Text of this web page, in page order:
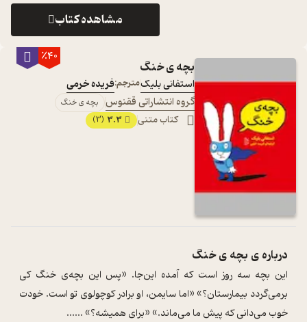
مشاهده کتاب
٪40
بچه ی خنگ
استفانی بلیکمترجم:فریده خرمی
گروه انتشاراتی ققنوس
بچه ی خنگ
کتاب متنی 3.3
(3)
درباره ی بچه ی خنگ
این بچه سه روز است که آمده این‌جا. «پس این بچه‌ی خنگ کی
برمی‌گردد بیمارستان؟» «اما سایمن، او برادر کوچولوی تو است. خودت
خوب می‌دانی که پیش ما می‌ماند.» «برای همیشه؟» ......